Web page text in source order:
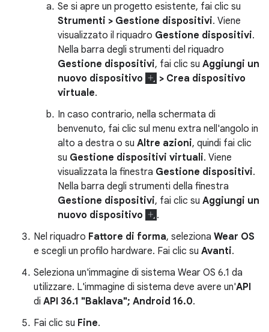
Se si apre un progetto esistente, fai clic su
Strumenti > Gestione dispositivi. Viene
visualizzato il riquadro Gestione dispositivi.
Nella barra degli strumenti del riquadro
Gestione dispositivi, fai clic su Aggiungi un
nuovo dispositivo
> Crea dispositivo
virtuale.
In caso contrario, nella schermata di
benvenuto, fai clic sul menu extra nell'angolo in
alto a destra o su Altre azioni, quindi fai clic
su Gestione dispositivi virtuali. Viene
visualizzata la finestra Gestione dispositivi.
Nella barra degli strumenti della finestra
Gestione dispositivi, fai clic su Aggiungi un
nuovo dispositivo
.
Nel riquadro Fattore di forma, seleziona Wear OS
e scegli un profilo hardware. Fai clic su Avanti.
Seleziona un'immagine di sistema Wear OS 6.1 da
utilizzare. L'immagine di sistema deve avere un'API
di API 36.1 "Baklava"; Android 16.0.
Fai clic su Fine.